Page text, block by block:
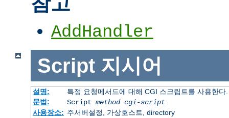
AddHandler
Script 지시어
설명:
특정 요청메서드에 대해 CGI 스크립트를 사용한다.
문법:
Script method cgi-script
사용장소: 주서버설정, 가상호스트, directory